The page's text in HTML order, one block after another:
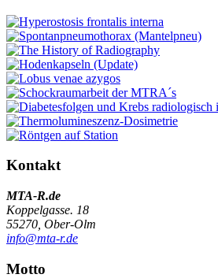
Kontakt
MTA-R.de
Koppelgasse. 18
55270, Ober-Olm
info@mta-r.de
Motto